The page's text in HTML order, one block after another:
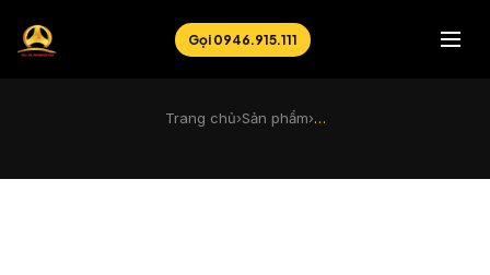
Gọi 0946.915.111
Trang chủ›Sản phẩm›…